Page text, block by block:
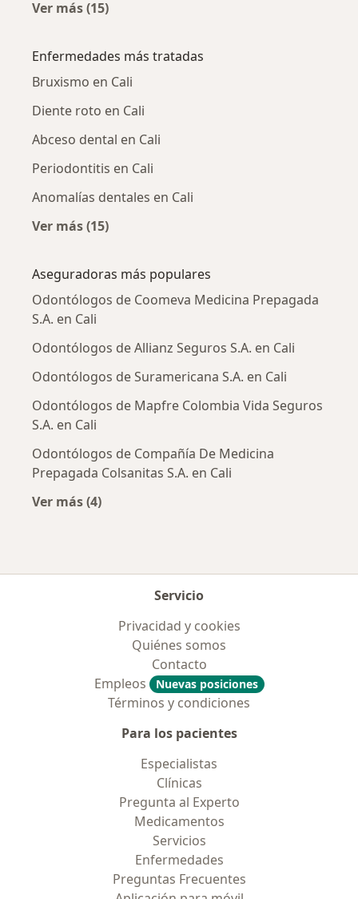
Ver más (15)
Enfermedades más tratadas
Bruxismo en Cali
Diente roto en Cali
Abceso dental en Cali
Periodontitis en Cali
Anomalías dentales en Cali
Ver más (15)
Aseguradoras más populares
Odontólogos de Coomeva Medicina Prepagada
S.A. en Cali
Odontólogos de Allianz Seguros S.A. en Cali
Odontólogos de Suramericana S.A. en Cali
Odontólogos de Mapfre Colombia Vida Seguros
S.A. en Cali
Odontólogos de Compañía De Medicina
Prepagada Colsanitas S.A. en Cali
Ver más (4)
Servicio
Privacidad y cookies
Quiénes somos
Contacto
Empleos
Nuevas posiciones
Términos y condiciones
Para los pacientes
Especialistas
Clínicas
Pregunta al Experto
Medicamentos
Servicios
Enfermedades
Preguntas Frecuentes